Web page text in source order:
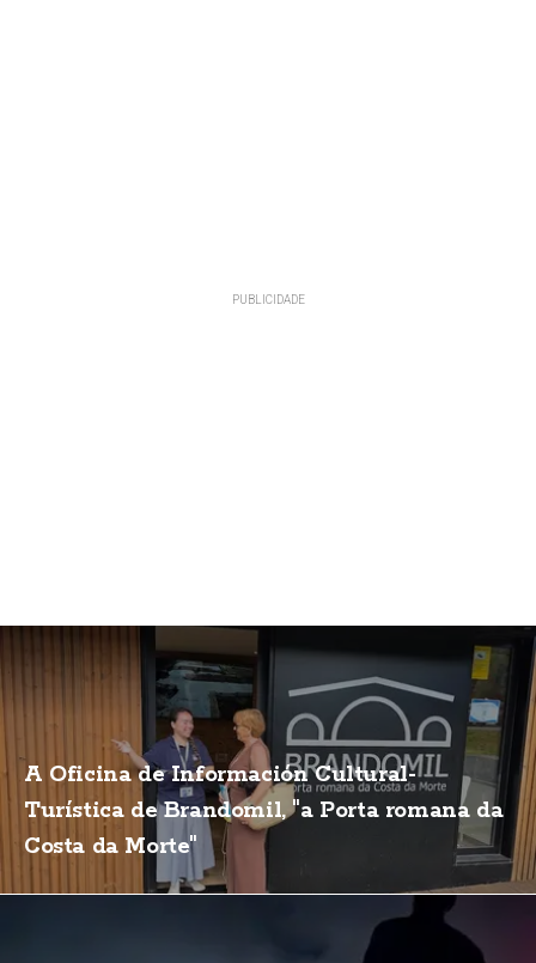
A Oficina de Información Cultural-
Turística de Brandomil, "a Porta romana da
Costa da Morte"